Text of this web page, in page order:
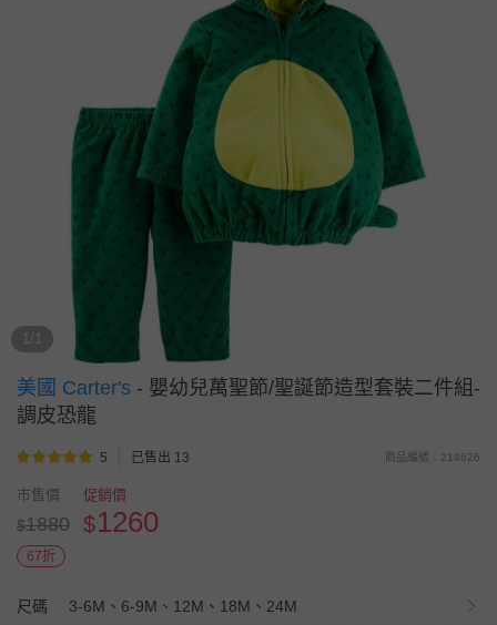
1/1
美國 Carter's - 嬰幼兒萬聖節/聖誕節造型套裝二件組-
調皮恐龍
5 已售出 13 商品編號：214626
市售價
$1880
促銷價
$1260
67折
尺碼 3-6M、6-9M、12M、18M、24M